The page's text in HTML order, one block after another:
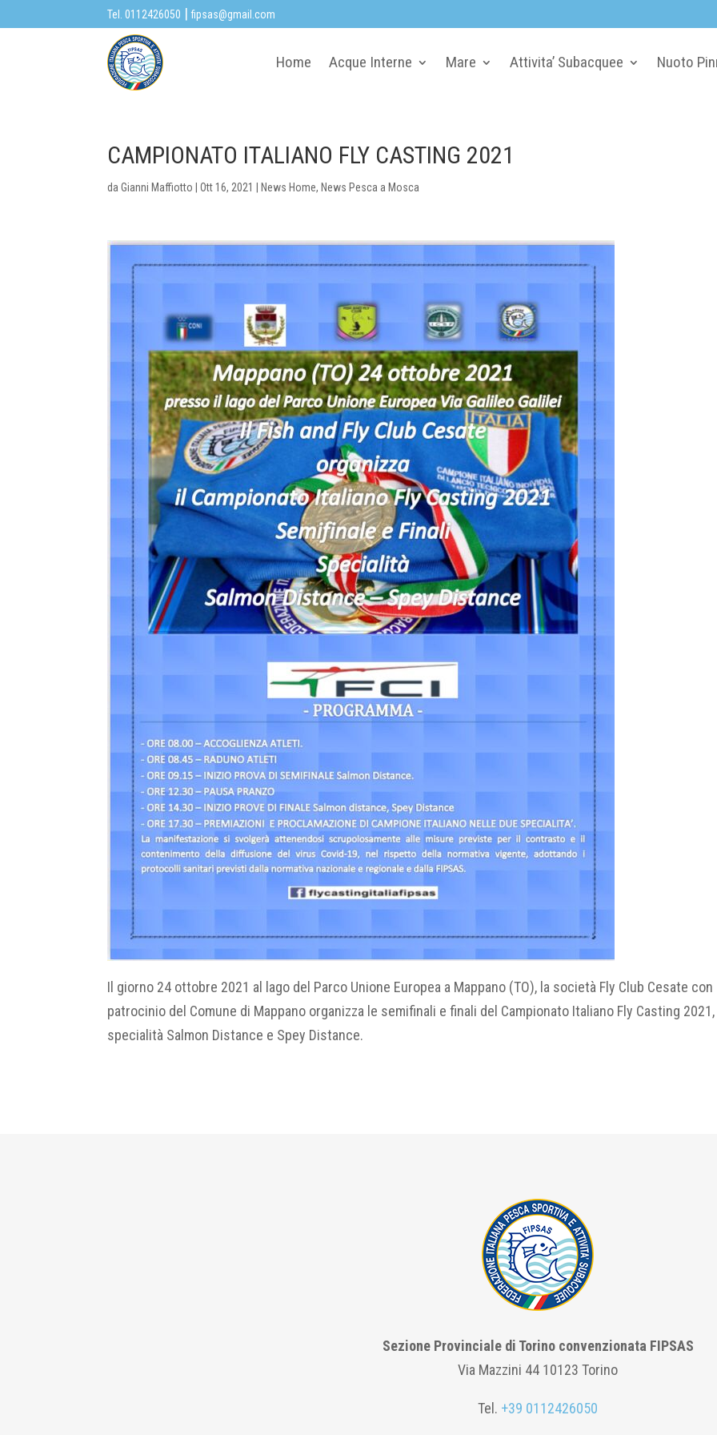
Tel. 0112426050 |fipsas@gmail.com
Home Acque Interne Mare Attivita’ Subacquee Nuoto
CAMPIONATO ITALIANO FLY CASTING 2021
daGianni Maffiotto |Ott 16, 2021 News Home, News Pesca a Mosca
Il giorno 24 ottobre 2021 al lago del Parco Unione Europea a Mappano (TO), la società Fly Club Cesate con
patrocinio del Comune di Mappano organizza le semifinali e finali del Campionato Italiano Fly Casting 2021,
specialità Salmon Distance e Spey Distance.
Sezione Provinciale di Torino convenzionata FIPSAS
Via Mazzini 44 10123 Torino
Tel. +39 0112426050